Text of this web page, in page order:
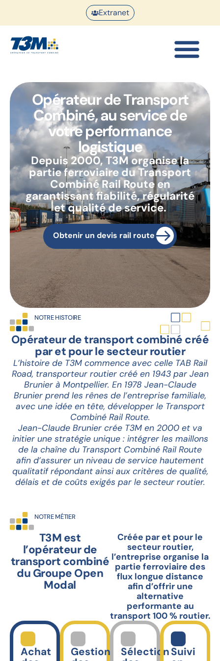
Extranet
Opérateur de Transport
Combiné, au service de
votre performance
logistique
Depuis 2000, T3M organise la
partie ferroviaire du Transport
Combiné Rail Route en
garantissant fiabilité, régularité
et qualité de service.
Obtenir un devis rail route
NOTRE HISTOIRE
Opérateur de transport combiné créé
par et pour le secteur routier
L’histoire de T3M commence avec celle TAB Rail
Road, transporteur routier créé en 1943 par Jean
Brunier à Montpellier. En 1978 Jean-Claude
Brunier prend les rênes de l’entreprise familiale,
avec une idée en tête, développer le Transport
Combiné Rail Route.
Jean-Claude Brunier crée T3M en 2000 et va
initier une stratégie unique : intégrer les maillons
de la chaîne du Transport Combiné Rail Route
afin d’assurer un niveau de service hautement
qualitatif répondant ainsi aux critères de qualité,
délais et de coûts exigés par le secteur routier.
NOTRE MÉTIER
T3M est
l’opérateur de
transport combiné
du Groupe Open
Modal
Créée par et pour le
secteur routier,
l’entreprise organise la
partie ferroviaire des
flux longue distance
afin d’offrir une
alternative
performante au
transport 100 % routier.
Achat
Gestion
SélectionSuivi